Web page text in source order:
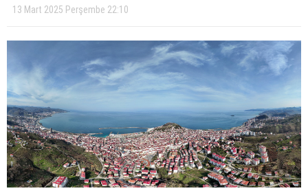
Facebook
Instagram
Youtube
13 Mart 2025 Perşembe 22:10